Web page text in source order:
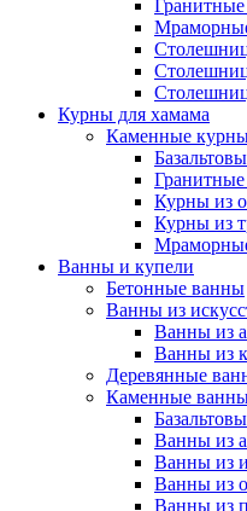
Курны для хамама
Каменные
Курны из
Курны из
Ванны и купели
Бетонные ванны
Ванны из
Ванны из
Ванны из
Деревянные
Каменные
Ванны из
Ванны из
Ванны из
Ванны из